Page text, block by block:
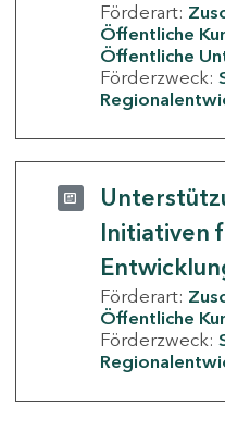
Förderart:
Öffentliche
Öffentliche
Förderzweck:
Initiativen
Förderart:
Öffentliche
Förderzweck: